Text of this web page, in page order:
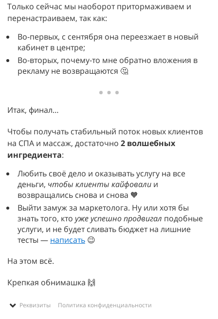
Только сейчас мы наоборот притормаживаем и
перенастраиваем, так как:
Во-первых, с сентября она переезжает в новый
кабинет в центре;
Во-вторых, почему-то мне обратно вложения в
рекламу не возвращаются 🤔
Итак, финал…
Чтобы получать стабильный поток новых клиентов
на СПА и массаж, достаточно 2 волшебных
ингредиента:
Любить своё дело и оказывать услугу на все
деньги, чтобы клиенты кайфовали и
возвращались снова и снова 🧡
Выйти замуж за маркетолога. Ну или хотя бы
знать того, кто уже успешно продвигал подобные
услуги, и не будет сливать бюджет на лишние
тесты — написать 😉
На этом всё.
Крепкая обнимашка 🙌
Реквизиты Политика конфиденциальности